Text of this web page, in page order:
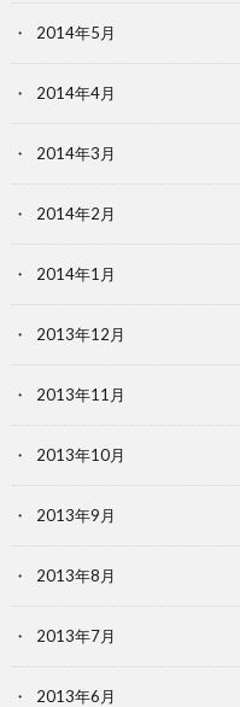
2014年5月
2014年4月
2014年3月
2014年2月
2014年1月
2013年12月
2013年11月
2013年10月
2013年9月
2013年8月
2013年7月
2013年6月